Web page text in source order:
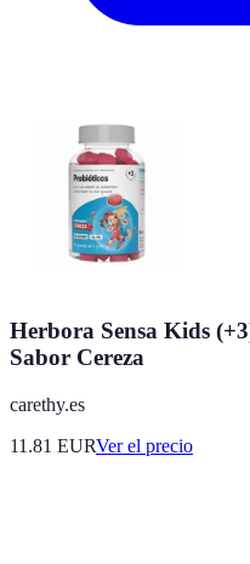
Herbora Sensa Kids
Sabor Cereza
carethy.es
11.81 EURVer el precio